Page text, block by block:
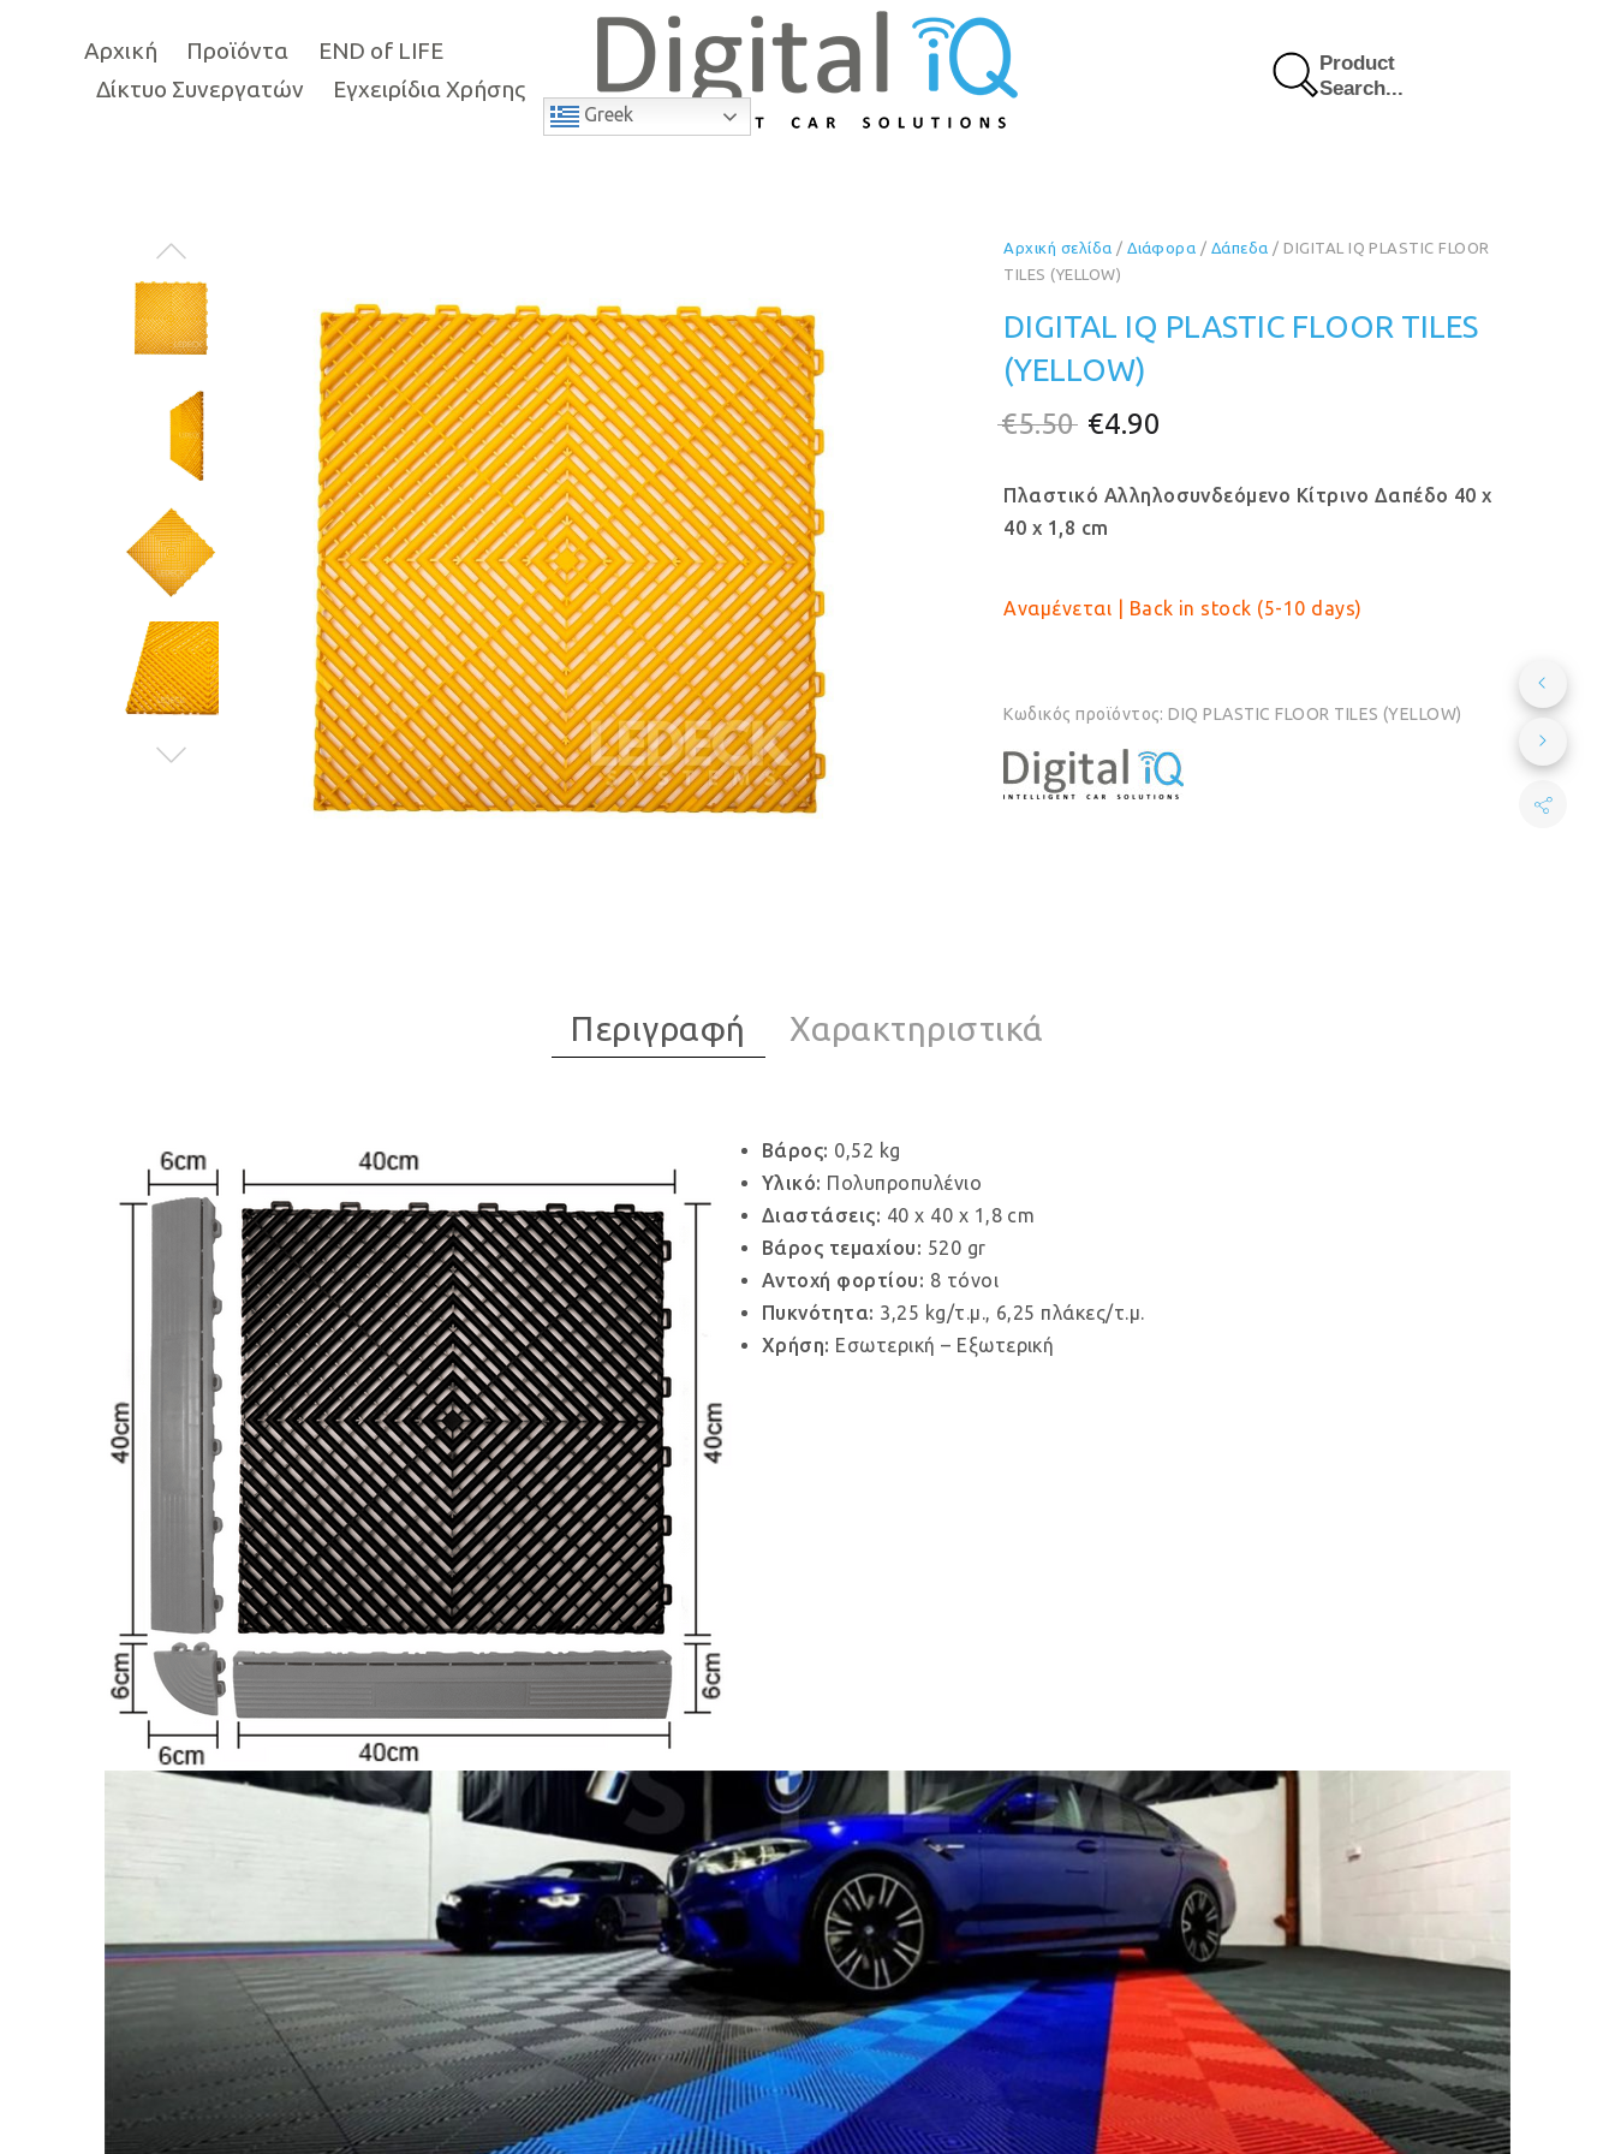
Αρχική Προϊόντα
END of LIFE
Δίκτυο Συνεργατών
Εγχειρίδια Χρήσης
Greek
Product
Search...
Αρχική σελίδα /Διάφορα / Δάπεδα / DIGITAL IQ PLASTIC FLOOR
TILES (YELLOW)
DIGITAL IQ PLASTIC FLOOR TILES
(YELLOW)
€5.50 Original
was:
€5.50.
€4.90
τιμή
Πλαστικό Αλληλοσυνδεόμενο Κίτρινο Δαπέδο 40 x
40 x 1,8 cm
Αναμένεται | Back in stock (5-10 days)
Κωδικός προϊόντος:DIQ PLASTIC FLOOR TILES (YELLOW)
Περιγραφή Χαρακτηριστικά
Βάρος: 0,52 kg
Υλικό: Πολυπροπυλένιο
Διαστάσεις: 40 x 40 x 1,8 cm
Βάρος τεμαχίου: 520 gr
Αντοχή φορτίου: 8 τόνοι
Πυκνότητα: 3,25 kg/τ.μ., 6,25 πλάκες/τ.μ.
Χρήση: Εσωτερική – Εξωτερική